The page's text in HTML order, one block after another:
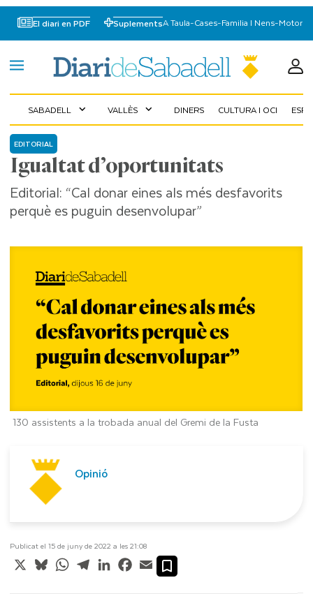
El diari en PDF SuplementsA Taula-Cases-Familia I Nens-Motor
SABADELL expand_more VALLÈS expand_more DINERS CULTURA I OCI
Igualtat d’oportunitats
EDITORIAL
Editorial: “Cal donar eines als més desfavorits
perquè es puguin desenvolupar”
130 assistents a la trobada anual del Gremi de la Fusta
Opinió
Publicat el 15 de juny de 2022 a les 21:08
X BlueskyWhatsApp
TelegramLinkedInFacebook
Email